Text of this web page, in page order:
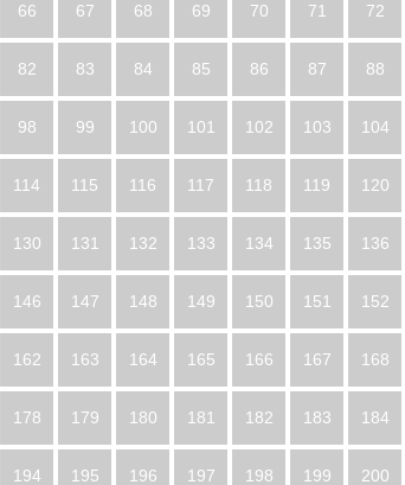
66 67 68 69 70 71 72
82 83 84 85 86 87 88
98 99 100 101 102 103 104
114 115 116 117 118 119 120
130 131 132 133 134 135 136
146 147 148 149 150 151 152
162 163 164 165 166 167 168
178 179 180 181 182 183 184
194 195 196 197 198 199 200